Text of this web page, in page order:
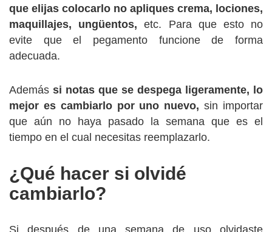
que elijas colocarlo no apliques crema, lociones,
maquillajes, ungüentos, etc. Para que esto no
evite que el pegamento funcione de forma
adecuada.
Además si notas que se despega ligeramente, lo
mejor es cambiarlo por uno nuevo,sin importar
que aún no haya pasado la semana que es el
tiempo en el cual necesitas reemplazarlo.
¿Qué hacer si olvidé
cambiarlo?